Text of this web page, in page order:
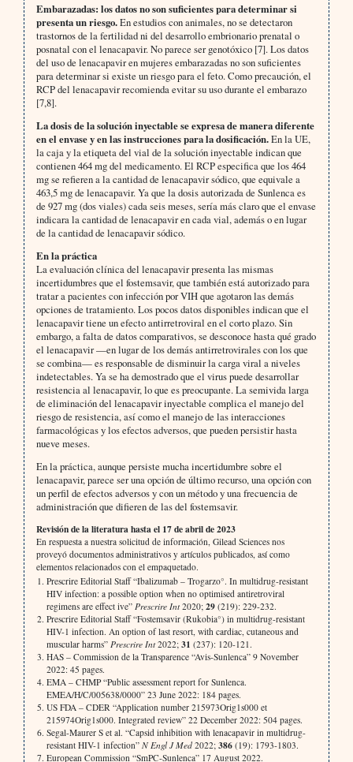
Embarazadas: los datos no son suficientes para determinar si
presenta un riesgo.En estudios con animales, no se detectaron
trastornos de la fertilidad ni del desarrollo embrionario prenatal o
posnatal con el lenacapavir. No parece ser genotóxico [7]. Los datos
del uso de lenacapavir en mujeres embarazadas no son suficientes
para determinar si existe un riesgo para el feto. Como precaución, el
RCP del lenacapavir recomienda evitar su uso durante el embarazo
[7,8].
La dosis de la solución inyectable se expresa de manera diferente
en el envase y en las instrucciones para la dosificación.En la UE,
la caja y la etiqueta del vial de la solución inyectable indican que
contienen 464 mg del medicamento. El RCP especifica que los 464
mg se refieren a la cantidad de lenacapavir sódico, que equivale a
463,5 mg de lenacapavir. Ya que la dosis autorizada de Sunlenca es
de 927 mg (dos viales) cada seis meses, sería más claro que el envase
indicara la cantidad de lenacapavir en cada vial, además o en lugar
de la cantidad de lenacapavir sódico.
En la práctica
La evaluación clínica del lenacapavir presenta las mismas
incertidumbres que el fostemsavir, que también está autorizado para
tratar a pacientes con infección por VIH que agotaron las demás
opciones de tratamiento. Los pocos datos disponibles indican que el
lenacapavir tiene un efecto antirretroviral en el corto plazo. Sin
embargo, a falta de datos comparativos, se desconoce hasta qué grado
el lenacapavir —en lugar de los demás antirretrovirales con los que
se combina— es responsable de disminuir la carga viral a niveles
indetectables. Ya se ha demostrado que el virus puede desarrollar
resistencia al lenacapavir, lo que es preocupante. La semivida larga
de eliminación del lenacapavir inyectable complica el manejo del
riesgo de resistencia, así como el manejo de las interacciones
farmacológicas y los efectos adversos, que pueden persistir hasta
nueve meses.
En la práctica, aunque persiste mucha incertidumbre sobre el
lenacapavir, parece ser una opción de último recurso, una opción con
un perfil de efectos adversos y con un método y una frecuencia de
administración que difieren de las del fostemsavir.
Revisión de la literatura hasta el 17 de abril de 2023
En respuesta a nuestra solicitud de información, Gilead Sciences nos
proveyó documentos administrativos y artículos publicados, así como
elementos relacionados con el empaquetado.
Prescrire Editorial Staff “Ibalizumab – Trogarzo°. In multidrug-resistant
HIV infection: a possible option when no optimised antiretroviral
regimens are effect ive” Prescrire Int2020; 29 (219): 229-232.
Prescrire Editorial Staff “Fostemsavir (Rukobia°) in multidrug-resistant
HIV-1 infection. An option of last resort, with cardiac, cutaneous and
muscular harms” Prescrire Int2022; 31 (237): 120-121.
HAS – Commission de la Transparence “Avis-Sunlenca” 9 November
2022: 45 pages.
EMA – CHMP “Public assessment report for Sunlenca.
EMEA/H/C/005638/0000” 23 June 2022: 184 pages.
US FDA – CDER “Application number 215973Orig1s000 et
215974Orig1s000. Integrated review” 22 December 2022: 504 pages.
Segal-Maurer S et al. “Capsid inhibition with lenacapavir in multidrug-
resistant HIV-1 infection” N Engl J Med 2022; 386(19): 1793-1803.
European Commission “SmPC-Sunlenca” 17 August 2022.